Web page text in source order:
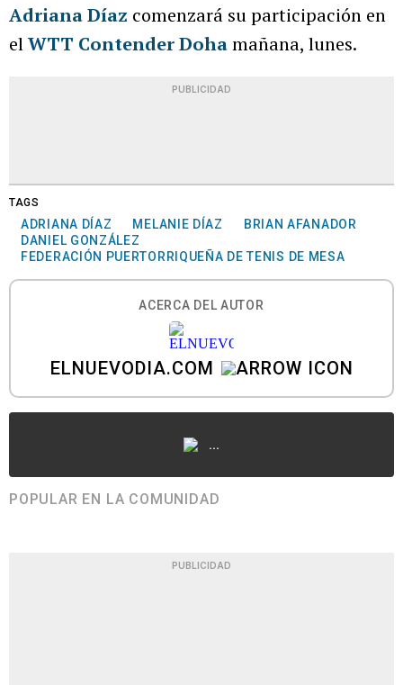
Adriana Díaz comenzará su participación en
elWTT Contender Dohamañana, lunes.
PUBLICIDAD
TAGS
ADRIANA DÍAZ MELANIE DÍAZ
BRIAN AFANADOR
DANIEL GONZÁLEZ
FEDERACIÓN PUERTORRIQUEÑA DE TENIS DE MESA
ACERCA DEL AUTOR
ELNUEVODIA.COM
...
POPULAR EN LA COMUNIDAD
PUBLICIDAD